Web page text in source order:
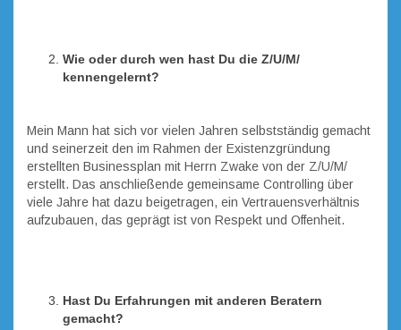
Wie oder durch wen hast Du die Z/U/M/
kennengelernt?
Mein Mann hat sich vor vielen Jahren selbstständig gemacht
und seinerzeit den im Rahmen der Existenzgründung
erstellten Businessplan mit Herrn Zwake von der Z/U/M/
erstellt. Das anschließende gemeinsame Controlling über
viele Jahre hat dazu beigetragen, ein Vertrauensverhältnis
aufzubauen, das geprägt ist von Respekt und Offenheit.
Hast Du Erfahrungen mit anderen Beratern
gemacht?